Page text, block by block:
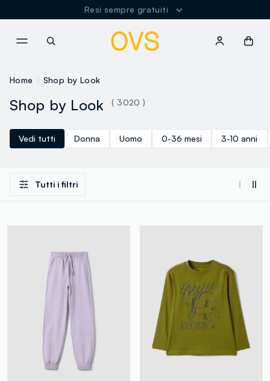
Spedizione Gratuita oltre i 60€
Home Shop by Look
Shop by Look ( 3020 )
Vedi tutti Donna Uomo 0-36 mesi 3-10 anni
Tutti i filtri